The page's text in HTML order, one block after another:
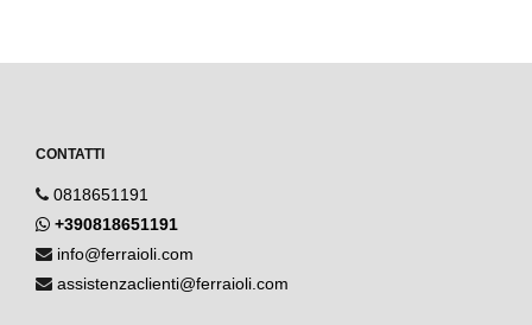
CONTATTI
0818651191
+390818651191
info@ferraioli.com
assistenzaclienti@ferraioli.com